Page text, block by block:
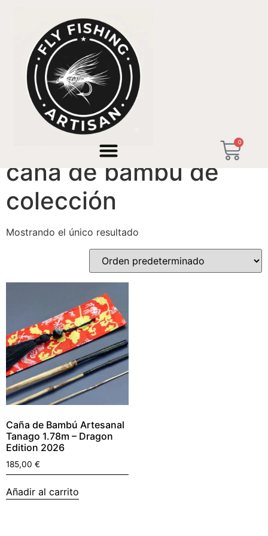
0
/ Productos etiquetados “caña de bambú de
caña de bambú de
colección
Mostrando el único resultado
Caña de Bambú Artesanal
Tanago 1.78m – Dragon
Edition 2026
185,00 €
Añadir al carrito